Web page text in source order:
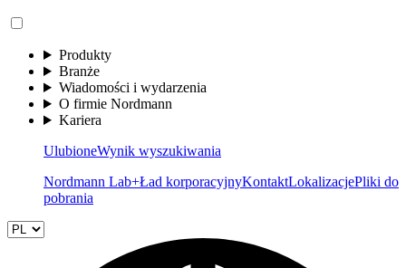
Produkty
Branże
Wiadomości i wydarzenia
O firmie Nordmann
Kariera
UlubioneWynik wyszukiwania
Nordmann Lab+Ład korporacyjnyKontaktLokalizacjePliki do
pobrania